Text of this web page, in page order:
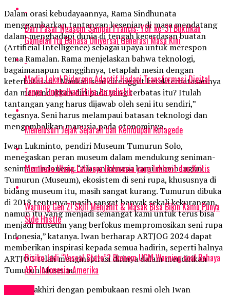
Dalam orasi kebudayaannya, Rama Sindhunata
menggambarkan tantangan kesenian di masa mendatang
dalam menghadapi dunia di tengah kecerdasan buatan
(Artificial Intelligence) sebagai upaya untuk merespon
tema Ramalan. Rama menjelaskan bahwa teknologi,
bagaimanapun canggihnya, tetaplah mesin dengan
keterbatasan. “Maukah seni direnggut ketakterbatasannya
dan menundukkan diri pada yang terbatas itu? Itulah
tantangan yang harus dijawab oleh seni itu sendiri,”
tegasnya. Seni harus melampaui batasan teknologi dan
mengembalikan manusia pada otonominya.
Iwan Lukminto, pendiri Museum Tumurun Solo,
menegaskan peran museum dalam mendukung seniman-
seniman Indonesia. “Alasan kenapa kami membangun
Tumurun (Museum), ekosistem di seni rupa, khususnya di
bidang museum itu, masih sangat kurang. Tumurun dibuka
di 2018 tentunya masih sangat banyak sekali kekurangan,
namun itu yang menjadi semangat kami untuk terus bisa
menjadi museum yang berfokus mempromosikan seni rupa
Indonesia,” katanya. Iwan berharap ARTJOG 2024 dapat
memberikan inspirasi kepada semua hadirin, seperti halnya
ARTJOG telah menginspirasi dirinya dalam mendirikan
Tumurun Museum.
Acara diakhiri dengan pembukaan resmi oleh Iwan
Dari Pasar Ngasem Sampai Prancis: YGF ke-31 Buktikan
Gamelan Itu Bahasa Universal Generasi Masa Kini
Media Lokal Didorong Adaptif Hadapi Transformasi Digital
Tanpa Tinggalkan Etika Jurnalistik
Menelusuri Jejak Sejarah dan Kehidupan Kotagede
Membaca Ulang Lahirnya Indonesia yang Inklusif dan Kritis
Warning Gen Z! Skill Menjahit & Masak Bisa Bikin Kamu Punya
Side Hustle
Risiko Jadi “Vassal State”? Ekonom UGM Warning soal Bahaya
ART Indonesia-Amerika